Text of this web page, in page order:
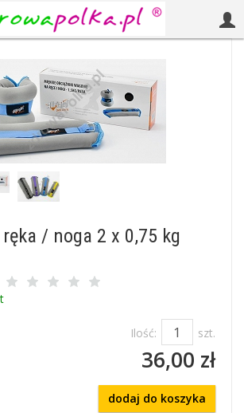
/ noga 2 x 0,75 kg
Ilość: szt.
36,00 zł
dodaj do koszyka